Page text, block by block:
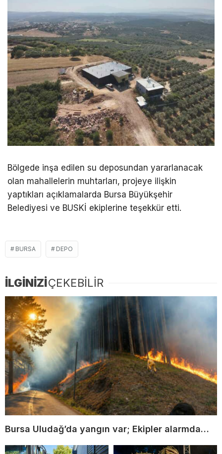
Bölgede inşa edilen su deposundan yararlanacak
olan mahallelerin muhtarları, projeye ilişkin
yaptıkları açıklamalarda Bursa Büyükşehir
Belediyesi ve BUSKİ ekiplerine teşekkür etti.
BURSA DEPO
İLGİNİZİÇEKEBİLİR
Bursa Uludağ’da yangın var; Ekipler alarmda…